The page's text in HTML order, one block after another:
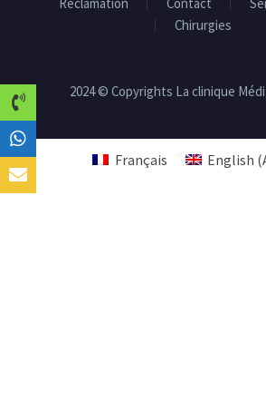
Chirurgies
2024 © Copyrights La clinique
Français English (